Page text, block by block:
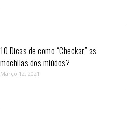
10 Dicas de como “Checkar” as
mochilas dos miúdos?
Março 12, 2021